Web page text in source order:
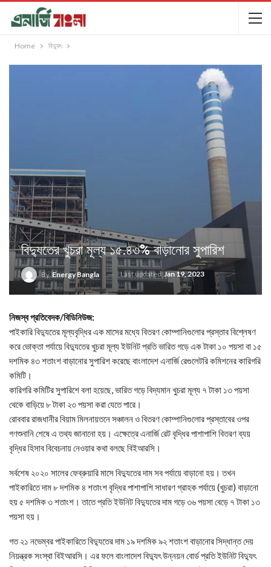
Home বিদ্যুৎ
বিদ্যুতের খুচরা মূল্য ১৫.৪৩% বাড়ানোর সুপারিশ
By Energy Bangla Last updatedJan 19, 2023
নিজস্ব প্রতিবেদক/বিডিনিউজ:
পাইকারি বিদ্যুতের মূল্যবৃদ্ধির এক মাসের মধ্যে বিতরণ কোম্পানিগুলোর প্রস্তাব বিশ্লেষণ
করে ভোক্তা পর্যায়ে বিদ্যুতের খুচরা মূল্য ইউনিট প্রতি ভারিত গড়ে এক টাকা ১০ পয়সা বা ১৫
দশমিক ৪৩ শতাংশ বাড়ানোর সুপারিশ করেছে বাংলাদেশ এনার্জি রেগুলেটরি কমিশনের কারিগরি
কমিটি।
কারিগরি কমিটির সুপারিশে বলা হয়েছে, ভারিত গড়ে বিদ্যমান খুচরা মূল্য ৭ টাকা ১৩ পয়সা
থেকে বাড়িয়ে ৮ টাকা ২৩ পয়সা করা যেতে পারে।
রোববার রাজধানীর বিয়াম মিলনায়তনে সঞ্চালন ও বিতরণ কোম্পানিগুলোর প্রস্তাবের ওপর
গণশুনানি শেষে এ তথ্য জানানো হয়। এক্ষেত্রে এনার্জি রেট বৃদ্ধির পাশাপাশি বিতরণ ব্যয়
বৃদ্ধির হিসাব বিবেচনায় নেওয়ার কথা বলছে বিইআরসি।
সর্বশেষ ২০২০ সালের ফেব্রুয়ারি মাসে বিদ্যুতের দাম সব পর্যায়ে বাড়ানো হয়। তখন
পাইকারিতে দাম ৮ দশমিক ৪ শতাংশ বৃদ্ধির পাশাপাশি সাধারণ গ্রাহক পর্যায়ে (খুচরা) বাড়ানো
হয় ৫ দশমিক ৩ শতাংশ। তাতে প্রতি ইউনিট বিদ্যুতের দাম গড়ে ৩৬ পয়সা বেড়ে ৭ টাকা ১৩
পয়সা হয়।
গত ২১ নভেম্বর পাইকারিতে বিদ্যুতের দাম ১৯ দশমিক ৯২ শতাংশ বাড়ানোর সিদ্ধান্ত দেয়
নিয়ন্ত্রক সংস্থা বিইআরসি। এর ফলে বাংলাদেশ বিদ্যুৎ উন্নয়ন বোর্ড প্রতি ইউনিট বিদ্যুৎ